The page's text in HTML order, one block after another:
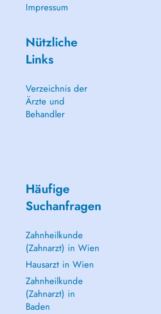
Impressum
Nützliche
Links
Verzeichnis der
Ärzte und
Behandler
Häufige
Suchanfragen
Zahnheilkunde
(Zahnarzt) in Wien
Hausarzt in Wien
Zahnheilkunde
(Zahnarzt) in
Baden